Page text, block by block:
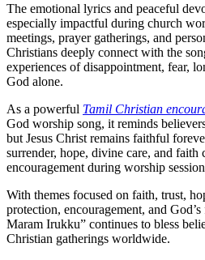
The emotional lyrics and peaceful
especially impactful during church
meetings, prayer gatherings, and
Christians deeply connect with the
experiences of disappointment, fear,
God alone.
As a powerful Tamil Christian
God worship song, it reminds
but Jesus Christ remains faithful
surrender, hope, divine care, and faith
encouragement during worship
With themes focused on faith, trust,
protection, encouragement, and
Maram Irukku” continues to bless
Christian gatherings worldwide.